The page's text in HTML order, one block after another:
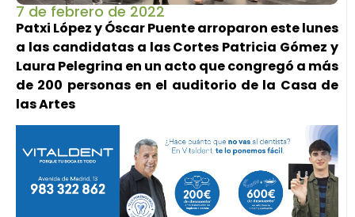
7 de febrero de 2022
Patxi López y Óscar Puente arroparon este lunes
a las candidatas a las Cortes Patricia Gómez y
Laura Pelegrina en un acto que congregó a más
de 200 personas en el auditorio de la Casa de
las Artes